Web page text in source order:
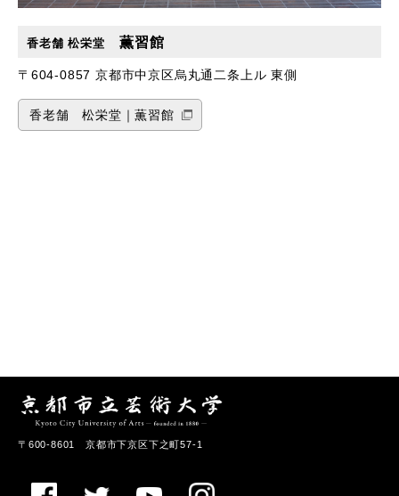
香老舗 松栄堂 薫習館
〒604-0857 京都市中京区烏丸通二条上ル 東側
香老舗 松栄堂｜薫習館
〒600-8601 京都市下京区下之町57-1